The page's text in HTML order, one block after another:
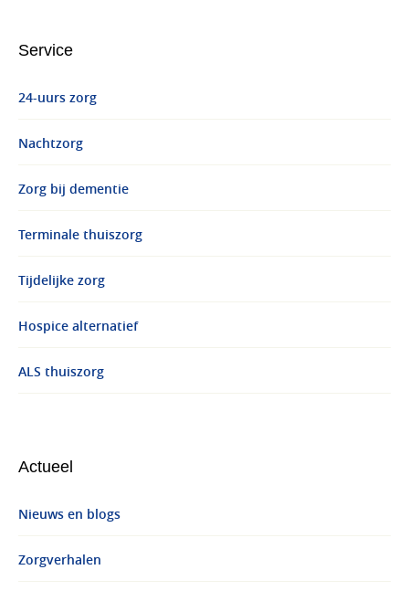
Service
24-uurs zorg
Nachtzorg
Zorg bij dementie
Terminale thuiszorg
Tijdelijke zorg
Hospice alternatief
ALS thuiszorg
Actueel
Nieuws en blogs
Zorgverhalen